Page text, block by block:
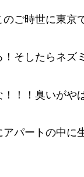
ご時世に東京
そしたらネズ
！！臭いがや
パートの中に